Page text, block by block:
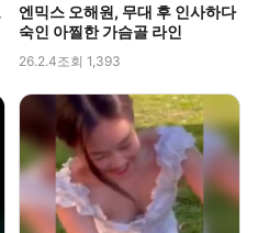
엔믹스 오해원, 무대 후 인사하다
숙인 아찔한 가슴골 라인
26.2.4조회 1,393